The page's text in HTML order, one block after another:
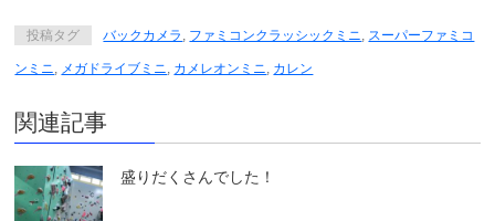
投稿タグ バックカメラ , ファミコンクラッシックミニ, スーパーファミコ
ンミニ, メガドライブミニ, カメレオンミニ, カレン
関連記事
盛りだくさんでした！